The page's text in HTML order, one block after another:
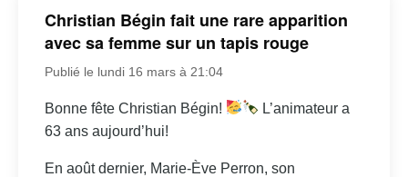
Christian Bégin fait une rare apparition
avec sa femme sur un tapis rouge
Publié le lundi 16 mars à 21:04
Bonne fête Christian Bégin!
L’animateur a
63 ans aujourd’hui!
En août dernier, Marie-Ève Perron, son